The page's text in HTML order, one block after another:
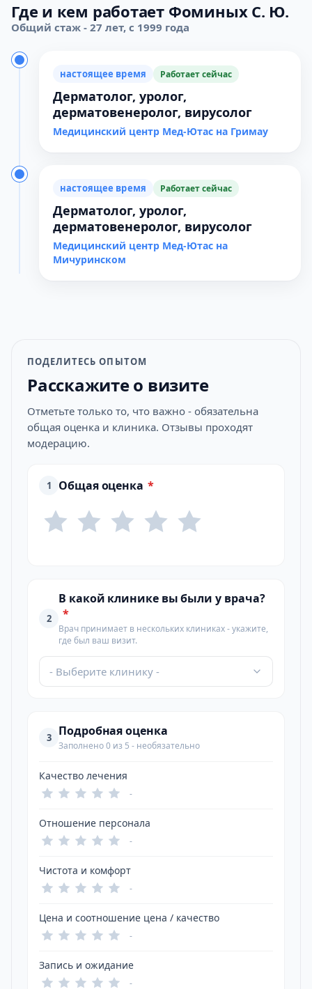
Где и кем работает Фоминых С. Ю.
Общий стаж - 27 лет, с 1999 года
настоящее время Работает сейчас
Дерматолог, уролог,
дерматовенеролог, вирусолог
Медицинский центр Мед-Ютас на Гримау
настоящее время Работает сейчас
Дерматолог, уролог,
дерматовенеролог, вирусолог
Медицинский центр Мед-Ютас на
Мичуринском
ПОДЕЛИТЕСЬ ОПЫТОМ
Расскажите о визите
Отметьте только то, что важно - обязательна
общая оценка и клиника. Отзывы проходят
модерацию.
1 Общая оценка *
2
В какой клинике вы были у врача?
*
Врач принимает в нескольких клиниках - укажите,
где был ваш визит.
- Выберите клинику -
3 Подробная оценка
Заполнено 0 из 5 - необязательно
Качество лечения
-
Отношение персонала
-
Чистота и комфорт
-
Цена и соотношение цена / качество
-
Запись и ожидание
-